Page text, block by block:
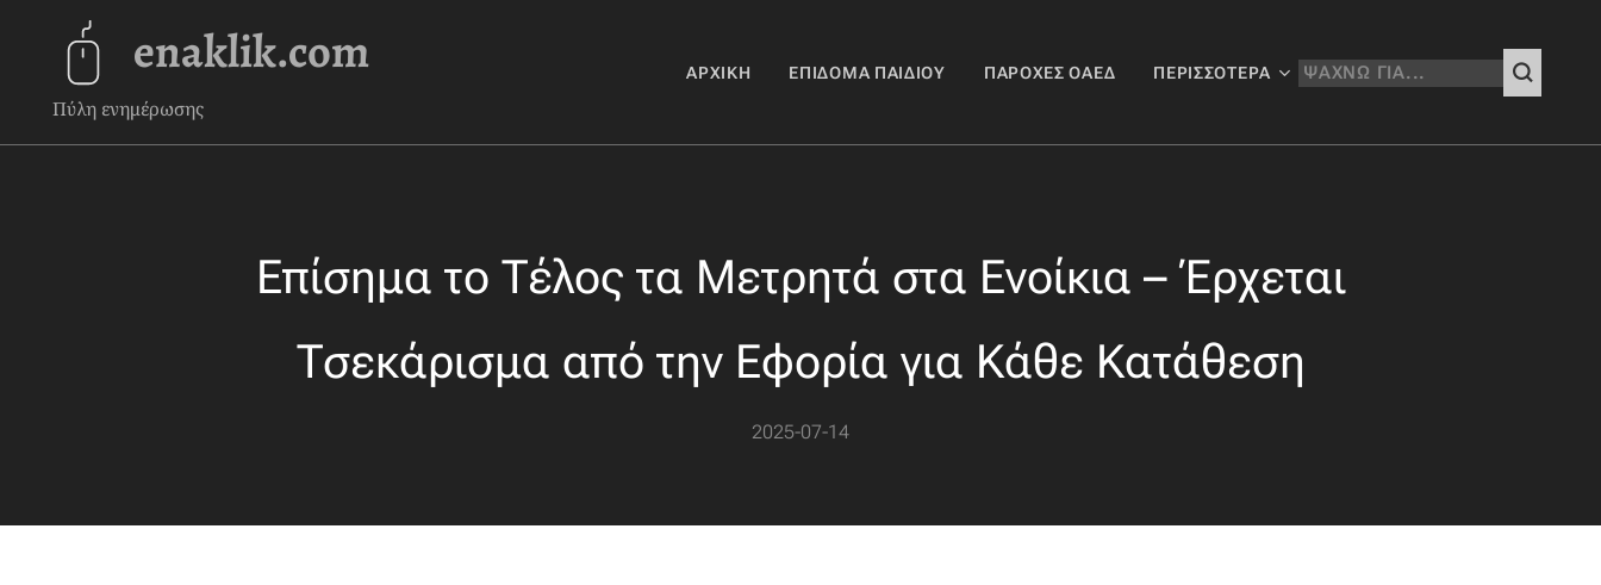
enaklik.com
Πύλη ενημέρωσης
ΑΡΧΙΚΉ ΕΠΊΔΟΜΑ ΠΑΙΔΙΟΎ ΠΑΡΟΧΈΣ ΟΑΕΔ ΠΕΡΙΣΣΌΤΕΡΑ
Επίσημα το Τέλος τα Μετρητά στα Ενοίκια – Έρχεται
Τσεκάρισμα από την Εφορία για Κάθε Κατάθεση
2025-07-14